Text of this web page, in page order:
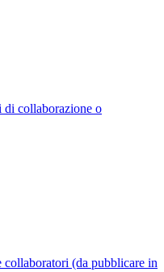
collaborazione o
collaboratori (da pubblicare in